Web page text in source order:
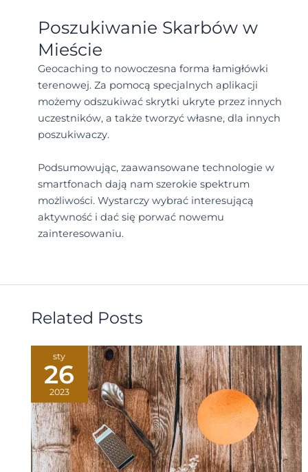
Poszukiwanie Skarbów w
Mieście
Geocaching to nowoczesna forma łamigłówki
terenowej. Za pomocą specjalnych aplikacji
możemy odszukiwać skrytki ukryte przez innych
uczestników, a także tworzyć własne, dla innych
poszukiwaczy.
Podsumowując, zaawansowane technologie w
smartfonach dają nam szerokie spektrum
możliwości. Wystarczy wybrać interesującą
aktywność i dać się porwać nowemu
zainteresowaniu.
Related Posts
sty
26
2023